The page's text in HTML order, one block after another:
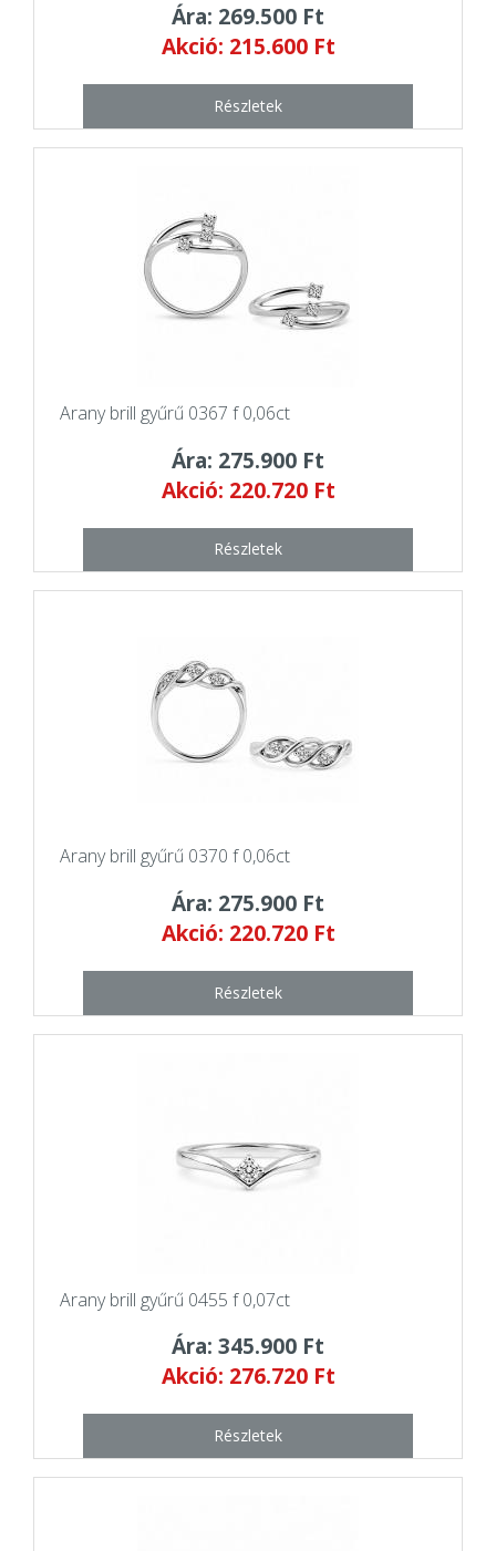
Ára: 269.500 Ft
Akció: 215.600 Ft
Részletek
Arany brill gyűrű 0367 f 0,06ct
Ára: 275.900 Ft
Akció: 220.720 Ft
Részletek
Arany brill gyűrű 0370 f 0,06ct
Ára: 275.900 Ft
Akció: 220.720 Ft
Részletek
Arany brill gyűrű 0455 f 0,07ct
Ára: 345.900 Ft
Akció: 276.720 Ft
Részletek